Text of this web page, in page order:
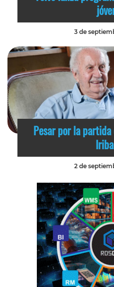
3 de
Pesar por la
2 de